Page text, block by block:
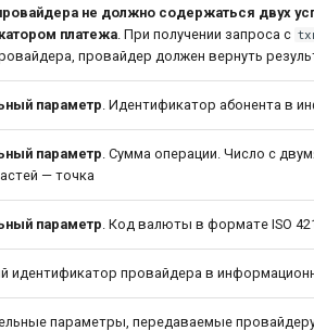
не должно содержаться двух
платежа . При получении запроса с
провайдер должен вернуть
параметр . Идентификатор абонента в
параметр . Сумма операции. Число с
— точка
параметр . Код валюты в формате ISO
идентификатор провайдера в
параметры, передаваемые